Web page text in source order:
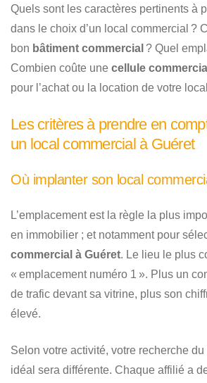
Quels sont les caractères pertinents à
dans le choix d’un local commercial ?
bon bâtiment commercial ? Quel
Combien coûte une cellule
pour l’achat ou la location de votre
Les critères à prendre en
un local commercial à Guéret
Où implanter son local
L’emplacement est la règle la plus
en immobilier ; et notamment pour
commercial à Guéret. Le lieu le plus
« emplacement numéro 1 ». Plus un
de trafic devant sa vitrine, plus son
élevé.
Selon votre activité, votre recherche du
idéal sera différente. Chaque affilié a